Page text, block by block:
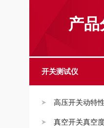
产品
开关测试仪
高压开关动特
真空开关真空